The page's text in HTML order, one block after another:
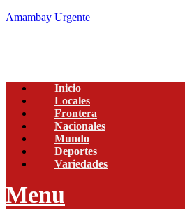
Amambay Urgente
Inicio
Locales
Frontera
Nacionales
Mundo
Deportes
Variedades
Menu